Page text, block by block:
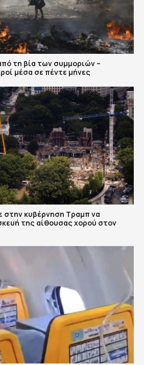
τη βία των συμμοριών –
μέσα σε πέντε μήνες
στην κυβέρνηση Τραμπ να
της αίθουσας χορού στον